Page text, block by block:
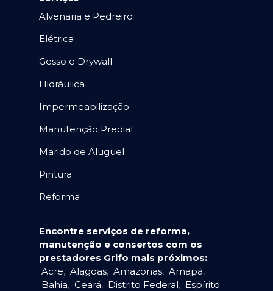
Alvenaria e Pedreiro
Elétrica
Gesso e Drywall
Hidráulica
Impermeabilização
Manutenção Predial
Marido de Aluguel
Pintura
Reforma
Encontre serviços de reforma,
manutenção e consertos com os
prestadores Grifo mais próximos:
Acre, Alagoas, Amazonas, Amapá,
Bahia, Ceará, Distrito Federal, Espírito